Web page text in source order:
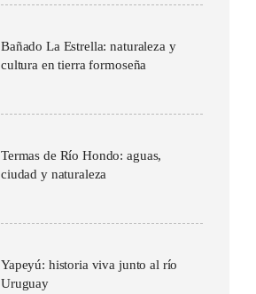
Bañado La Estrella: naturaleza y
cultura en tierra formoseña
Termas de Río Hondo: aguas,
ciudad y naturaleza
Yapeyú: historia viva junto al río
Uruguay